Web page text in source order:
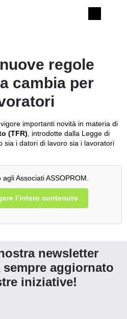
regole
cambia per
importanti novità in materia di
(TFR) , introdotte dalla Legge di
sia i datori di lavoro sia i lavoratori
Associati ASSOPROM.
l’intero contenuto
newsletter
sempre aggiornato
iniziative!